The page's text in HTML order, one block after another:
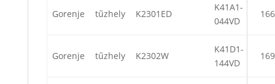
Gorenje tűzhely K2301ED
K41A1-
044VD
Gorenje tűzhely K2302W
K41D1-
144VD